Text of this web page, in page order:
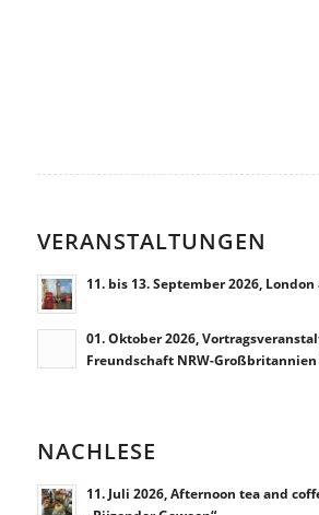
VERANSTALTUNGEN
11. bis 13. September 2026,
01. Oktober 2026,
Freundschaft NRW-Großbritannien
NACHLESE
11. Juli 2026, Afternoon tea and